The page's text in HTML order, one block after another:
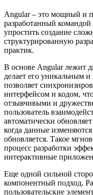
Angular – это мощный и
разработанный командой
упростить создание
структурированную
практик.
В основе Angular лежит
делает его уникальным
позволяет
интерфейсом и кодом,
отзывчивыми и
пользователь
автоматически
когда данные
обновляется. Такое
процесс разработки
интерактивные
Еще одной сильной
компонентный подход.
пользовательские